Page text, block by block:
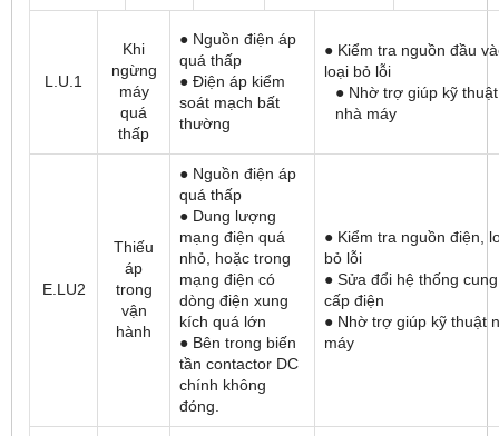
L.U.1
Khi
ngừng
máy
quá
thấp
● Nguồn điện áp
quá thấp
● Điện áp kiểm
soát mạch bất
thường
● Kiểm tra nguồn đầu
loại bỏ lỗi
● Nhờ trợ giúp kỹ thuật
nhà máy
E.LU2
Thiếu
áp
trong
vận
hành
● Nguồn điện áp
quá thấp
● Dung lượng
mạng điện quá
nhỏ, hoặc trong
mạng điện có
dòng điện xung
kích quá lớn
● Bên trong biến
tần contactor DC
chính không
đóng.
● Kiểm tra nguồn điện,
bỏ lỗi
● Sửa đổi hệ thống cung
cấp điện
● Nhờ trợ giúp kỹ thuật
máy